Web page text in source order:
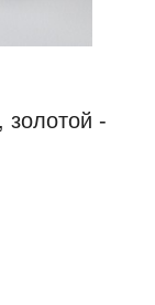
золотой -